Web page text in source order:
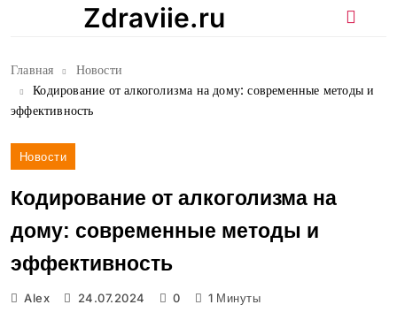
Zdraviie.ru
Главная
Новости
Кодирование от алкоголизма на дому: современные методы и
эффективность
Новости
Кодирование от алкоголизма на
дому: современные методы и
эффективность
Alex 24.07.2024 0 1 Минуты